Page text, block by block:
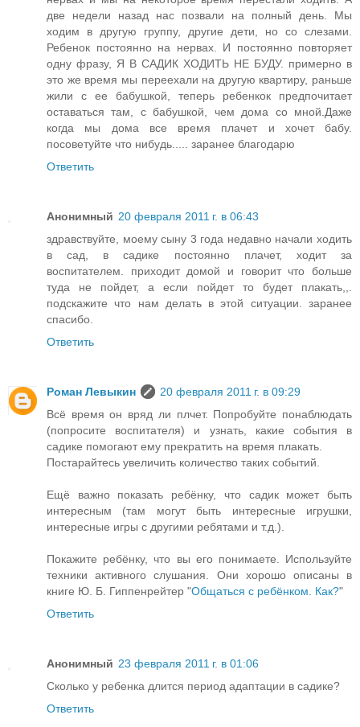
две недели назад нас позвали на полный день. Мы
ходим в другую группу, другие дети, но со слезами.
Ребенок постоянно на нервах. И постоянно повторяет
одну фразу, Я В САДИК ХОДИТЬ НЕ БУДУ. примерно в
это же время мы переехали на другую квартиру, раньше
жили с ее бабушкой, теперь ребенкок предпочитает
оставаться там, с бабушкой, чем дома со мной.Даже
когда мы дома все время плачет и хочет бабу.
посоветуйте что нибудь..... заранее благодарю
Ответить
Анонимный 20 февраля 2011 г. в 06:43
здравствуйте, моему сыну 3 года недавно начали ходить
в сад, в садике постоянно плачет, ходит за
воспитателем. приходит домой и говорит что больше
туда не пойдет, а если пойдет то будет плакать,,.
подскажите что нам делать в этой ситуации. заранее
спасибо.
Ответить
Роман Левыкин
20 февраля 2011 г. в 09:29
Всё время он вряд ли плчет. Попробуйте понаблюдать
(попросите воспитателя) и узнать, какие события в
садике помогают ему прекратить на время плакать.
Постарайтесь увеличить количество таких событий.
Ещё важно показать ребёнку, что садик может быть
интересным (там могут быть интересные игрушки,
интересные игры с другими ребятами и т.д.).
Покажите ребёнку, что вы его понимаете. Используйте
техники активного слушания. Они хорошо описаны в
книге Ю. Б. Гиппенрейтер "Общаться с ребёнком. Как?"
Ответить
Анонимный 23 февраля 2011 г. в 01:06
Сколько у ребенка длится период адаптации в садике?
Ответить